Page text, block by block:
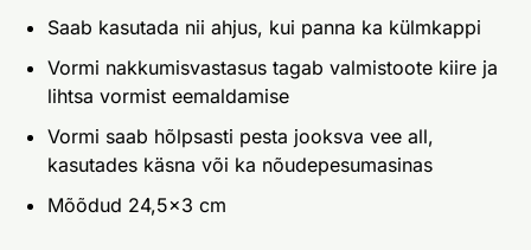
Saab kasutada nii ahjus, kui panna ka külmkappi
Vormi nakkumisvastasus tagab valmistoote kiire ja
lihtsa vormist eemaldamise
Vormi saab hõlpsasti pesta jooksva vee all,
kasutades käsna või ka nõudepesumasinas
Mõõdud 24,5×3 cm